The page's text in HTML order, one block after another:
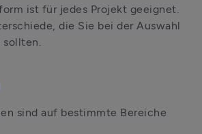
ist für jedes Projekt geeignet.
die Sie bei der Auswahl
sollten.
sind auf bestimmte Bereiche